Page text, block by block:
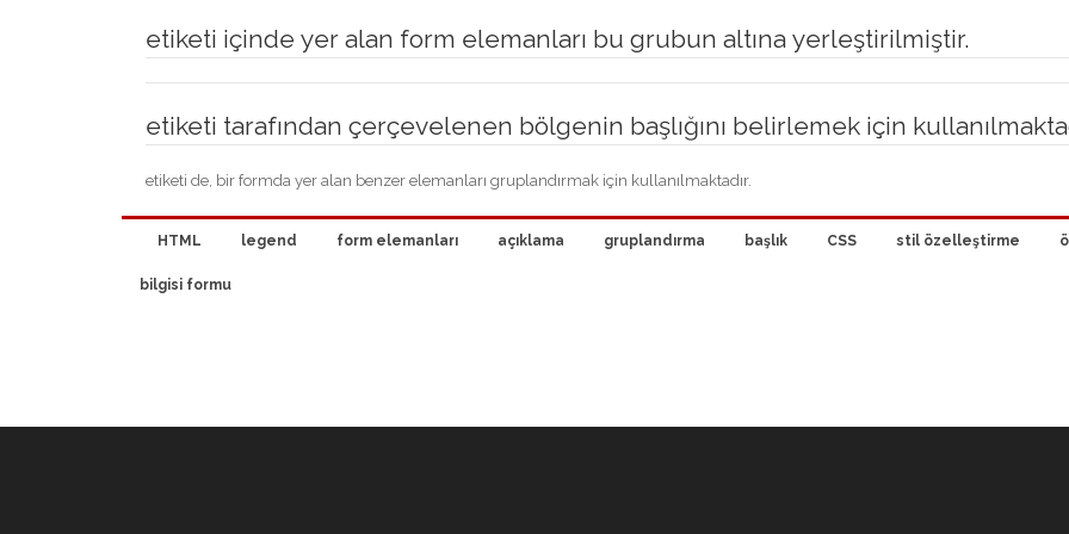
etiketi de, bir formda yer alan benzer elemanları gruplandırmak için kullanılmaktadır.
etiketi tarafından çerçevelenen bölgenin başlığını belirlemek için
etiketi içinde yer alan form elemanları bu grubun altına yerleştirilmiştir.
HTML legend form elemanları açıklama gruplandırma başlık CSS stil özelleştirme
bilgisi formu